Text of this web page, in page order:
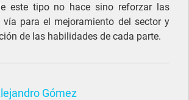
este tipo no hace sino reforzar las
para el mejoramiento del sector y
de las habilidades de cada parte.
Gómez